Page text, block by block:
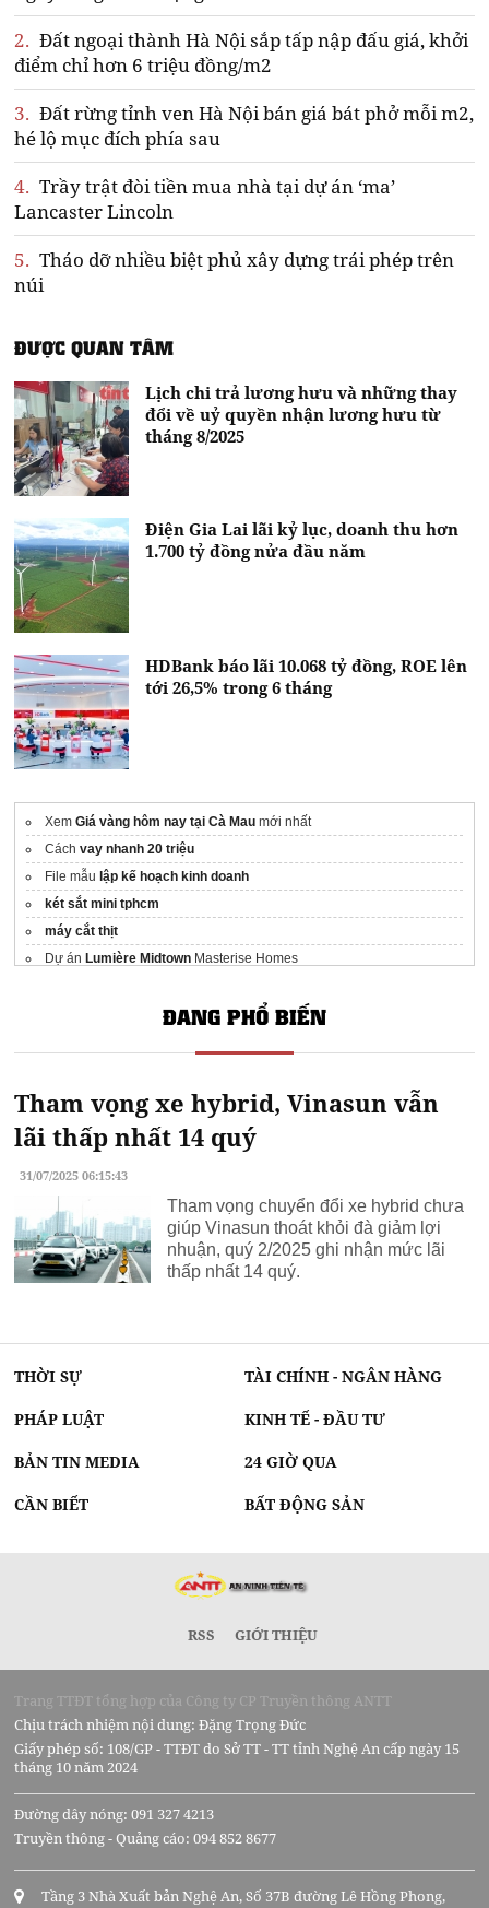
2. Đất ngoại thành Hà Nội sắp tấp nập đấu giá, khởi
điểm chỉ hơn 6 triệu đồng/m2
3. Đất rừng tỉnh ven Hà Nội bán giá bát phở mỗi m2,
hé lộ mục đích phía sau
4. Trầy trật đòi tiền mua nhà tại dự án ‘ma’
Lancaster Lincoln
5. Tháo dỡ nhiều biệt phủ xây dựng trái phép trên
núi
ĐƯỢC QUAN TÂM
Lịch chi trả lương hưu và những thay
đổi về uỷ quyền nhận lương hưu từ
tháng 8/2025
Điện Gia Lai lãi kỷ lục, doanh thu hơn
1.700 tỷ đồng nửa đầu năm
HDBank báo lãi 10.068 tỷ đồng, ROE lên
tới 26,5% trong 6 tháng
XemGiá vàng hôm nay tại Cà Mau mới nhất
Cáchvay nhanh 20 triệu
File mẫu lập kế hoạch kinh doanh
két sắt mini tphcm
máy cắt thịt
Dự án Lumière Midtown Masterise Homes
ĐANG PHỔ BIẾN
Tham vọng xe hybrid, Vinasun vẫn
lãi thấp nhất 14 quý
31/07/2025 06:15:43
Tham vọng chuyển đổi xe hybrid chưa
giúp Vinasun thoát khỏi đà giảm lợi
nhuận, quý 2/2025 ghi nhận mức lãi
thấp nhất 14 quý.
THỜI SỰ TÀI CHÍNH - NGÂN HÀNG
PHÁP LUẬT KINH TẾ - ĐẦU TƯ
BẢN TIN MEDIA 24 GIỜ QUA
CẦN BIẾT BẤT ĐỘNG SẢN
RSS GIỚI THIỆU
Trang TTĐT tổng hợp của Công ty CP Truyền thông ANTT
Chịu trách nhiệm nội dung: Đặng Trọng Đức
Giấy phép số: 108/GP - TTĐT do Sở TT - TT tỉnh Nghệ An cấp ngày 15
tháng 10 năm 2024
Đường dây nóng: 091 327 4213
Truyền thông - Quảng cáo: 094 852 8677
Tầng 3 Nhà Xuất bản Nghệ An, Số 37B đường Lê Hồng Phong,